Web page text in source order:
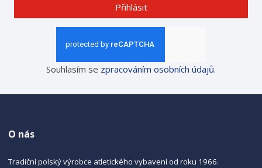
Přihlásit
Souhlasím se zpracováním osobních údajů.
O nás
Tradiční polský výrobce atletického vybavení od roku 1966.